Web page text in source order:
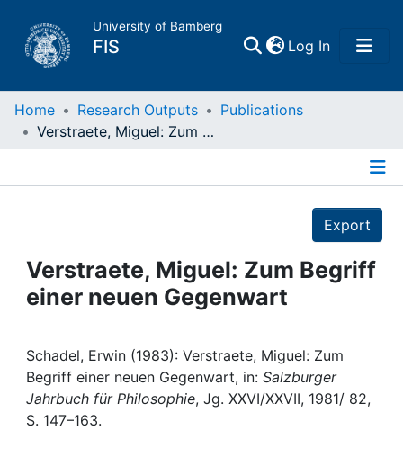
University of Bamberg
FIS Log In(current)
Home
Projects
People
Institutions
Awards
Home Research Outputs
Publications
Verstraete, Miguel: Zum Begriff einer neuen Gegenwart
Export
Verstraete, Miguel: Zum Begriff
einer neuen Gegenwart
Schadel, Erwin (1983): Verstraete, Miguel: Zum
Begriff einer neuen Gegenwart, in: Salzburger
Jahrbuch für Philosophie, Jg. XXVI/XXVII, 1981/ 82,
S. 147–163.